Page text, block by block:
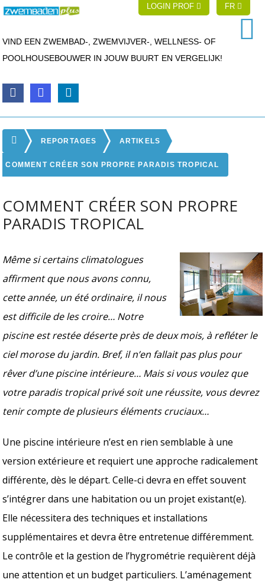
LOGIN PROF FR
VIND EEN ZWEMBAD-, ZWEMVIJVER-, WELLNESS- OF
POOLHOUSEBOUWER IN JOUW BUURT EN VERGELIJK!
REPORTAGES ARTIKELS
COMMENT CRÉER SON PROPRE PARADIS TROPICAL
COMMENT CRÉER SON PROPRE
PARADIS TROPICAL
Même si certains climatologues
affirment que nous avons connu,
cette année, un été ordinaire, il nous
est difficile de les croire… Notre
piscine est restée déserte près de deux mois, à refléter le
ciel morose du jardin. Bref, il n’en fallait pas plus pour
rêver d’une piscine intérieure… Mais si vous voulez que
votre paradis tropical privé soit une réussite, vous devrez
tenir compte de plusieurs éléments cruciaux…
Une piscine intérieure n’est en rien semblable à une
version extérieure et requiert une approche radicalement
différente, dès le départ. Celle-ci devra en effet souvent
s’intégrer dans une habitation ou un projet existant(e).
Elle nécessitera des techniques et installations
supplémentaires et devra être entretenue différemment.
Le contrôle et la gestion de l’hygrométrie requièrent déjà
une attention et un budget particuliers. L’aménagement